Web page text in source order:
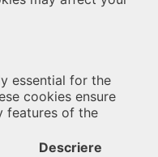
essential for the
cookies ensure
features of the
Descriere